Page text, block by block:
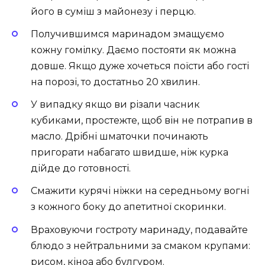
його в суміш з майонезу і перцю.
Получившимся маринадом змащуємо
кожну гомілку. Даємо постояти як можна
довше. Якщо дуже хочеться поїсти або гості
на порозі, то достатньо 20 хвилин.
У випадку якщо ви різали часник
кубиками, простежте, щоб він не потрапив в
масло. Дрібні шматочки починають
пригорати набагато швидше, ніж курка
дійде до готовності.
Смажити курячі ніжки на середньому вогні
з кожного боку до апетитної скоринки.
Враховуючи гостроту маринаду, подавайте
блюдо з нейтральними за смаком крупами:
рисом, кіноа або булгуром.